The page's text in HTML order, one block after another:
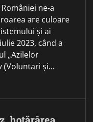
ne-a
are culoare
și ai
2023, când a
„Azilelor
(Voluntari și…